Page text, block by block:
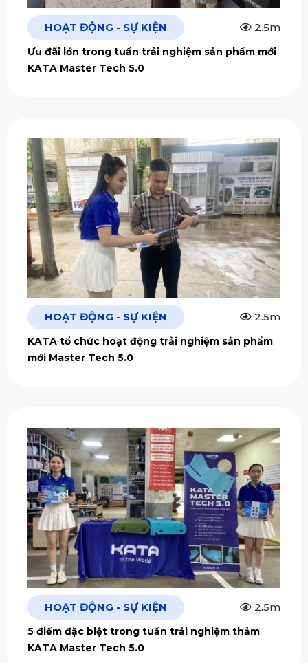
HOẠT ĐỘNG - SỰ KIỆN 2.5m
Ưu đãi lớn trong tuần trải nghiệm sản phẩm mới
KATA Master Tech 5.0
HOẠT ĐỘNG - SỰ KIỆN 2.5m
KATA tổ chức hoạt động trải nghiệm sản phẩm
mới Master Tech 5.0
HOẠT ĐỘNG - SỰ KIỆN 2.5m
5 điểm đặc biệt trong tuần trải nghiệm thảm
KATA Master Tech 5.0